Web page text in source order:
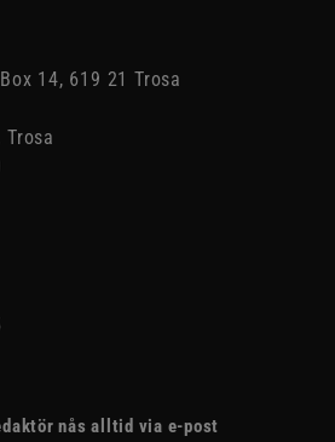
14, 619 21 Trosa
nås alltid via e-post